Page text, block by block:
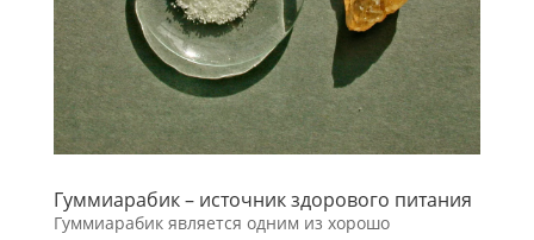
Гуммиарабик – источник здорового питания
Гуммиарабик является одним из хорошо